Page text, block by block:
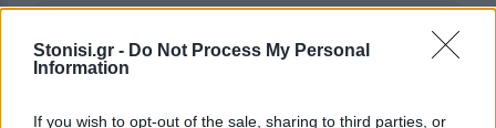
Stonisi.gr - Do Not Process My Personal
Information
If you wish to opt-out of the sale, sharing to third parties, or
αναζήτησης